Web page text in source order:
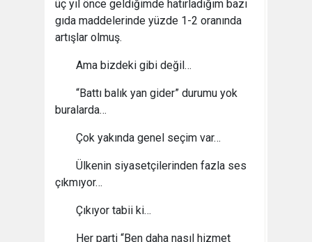
üç yıl önce geldiğimde hatırladığım bazı
gıda maddelerinde yüzde 1-2 oranında
artışlar olmuş.
Ama bizdeki gibi değil…
“Battı balık yan gider” durumu yok
buralarda…
Çok yakında genel seçim var…
Ülkenin siyasetçilerinden fazla ses
çıkmıyor…
Çıkıyor tabii ki…
Her parti “Ben daha nasıl hizmet